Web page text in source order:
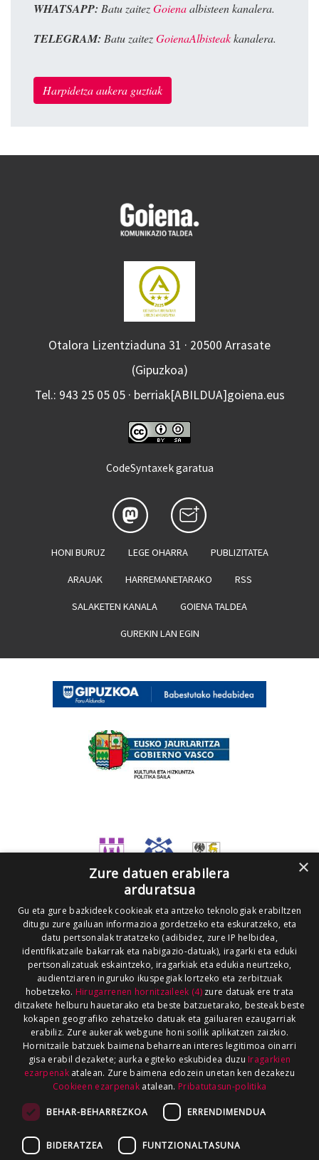
WHATSAPP: Batu zaitezGoienaalbisteen kanalera.
TELEGRAM: Batu zaitezGoienaAlbisteakkanalera.
Harpidetza aukera guztiak
Otalora Lizentziaduna 31 · 20500 Arrasate
(Gipuzkoa)
Tel.: 943 25 05 05 · berriak[ABILDUA]goiena.eus
CodeSyntaxek garatua
HONI BURUZ LEGE OHARRA PUBLIZITATEA
ARAUAK HARREMANETARAKO RSS
SALAKETEN KANALA GOIENA TALDEA
GUREKIN LAN EGIN
×
Zure datuen erabilera
arduratsua
Gu eta gure bazkideek cookieak eta antzeko teknologiak erabiltzen
ditugu zure gailuan informazioa gordetzeko eta eskuratzeko, eta
datu pertsonalak tratatzeko (adibidez, zure IP helbidea,
identifikatzaile bakarrak eta nabigazio-datuak), iragarki eta eduki
pertsonalizatuak eskaintzeko, iragarkiak eta edukia neurtzeko,
audientziaren inguruko ikuspegiak lortzeko eta zerbitzuak
hobetzeko. Hirugarrenen hornitzaileek (4)zure datuak ere trata
ditzakete helburu hauetarako eta beste batzuetarako, besteak beste
kokapen geografiko zehatzeko datuak eta gailuaren ezaugarriak
erabiliz. Zure aukerak webgune honi soilik aplikatzen zaizkio.
Hornitzaile batzuek baimena beharrean interes legitimoa oinarri
gisa erabil dezakete; aurka egiteko eskubidea duzu Iragarkien
ezarpenakatalean. Zure baimena edozein unetan ken dezakezu
Cookieen ezarpenak atalean. Pribatutasun-politika
BEHAR-BEHARREZKOA ERRENDIMENDUA
BIDERATZEA FUNTZIONALTASUNA